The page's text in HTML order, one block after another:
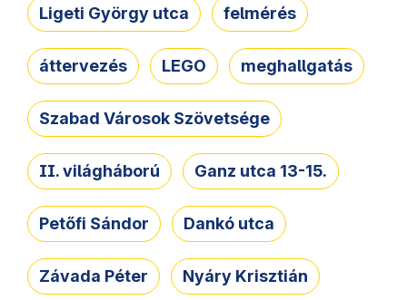
Ligeti György utca felmérés
áttervezés LEGO meghallgatás
Szabad Városok Szövetsége
II. világháború Ganz utca 13-15.
Petőfi Sándor Dankó utca
Závada Péter Nyáry Krisztián